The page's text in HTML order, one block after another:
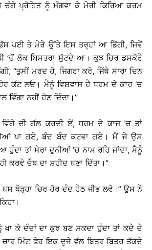
ਚੰਗੇ ਪ੍ਰੋਹਿਤ ਨੂੰ ਮੰਗਵਾ ਕੇ ਮੇਰੀ ਕਿਰਿਆ ਕਰਮ
ਪਈ ਤੇ ਮੇਰੇ ਉੱਤੇ ਇਸ ਤਰ੍ਹਾਂ ਆ ਡਿੱਗੀ, ਜਿਵੇਂ
’ਚੋਂ ਲੋਕ ਬਿਸਤਰਾ ਸੁੱਟਦੇ ਆ। ਕੁਝ ਚਿਰ ਡਸਕੋਰੇ
‘‘ਤੁਸੀਂ ਮਰਦ ਹੋ, ਜਿਗਰਾ ਕਰੋ, ਜਿੱਥੇ ਸਾਰਾ ਦਿਨ
ਕੱਟ ਲਓ। ਮੈਨੂੰ ਵਿਸ਼ਵਾਸ ਹੈ ਧਰਮ ਦੇ ਕਾਰ ’ਚ
ਵਿੰਗਾ ਨਹੀਂ ਹੋਣ ਦਿੰਦਾ।’’
ਵਿੰਗੇ ਦੀ ਗੱਲ ਕਰਦੀ ਏਂ, ਧਰਮ ਦੇ ਕਾਜ ’ਚ ਤਾਂ
ਪਾ ਗਏ, ਬੰਦ ਬੰਦ ਕਟਵਾ ਗਏ। ਮੈਂ ਜੇ ਉਸ
ਹੁੰਦਾ ਤਾਂ ਮੇਰਾ ਦੁਨੀਆਂ ’ਚ ਨਾਮ ਰਹਿ ਜਾਂਦਾ, ਮੈਨੂੰ
ਕਰਵੇ ਚੌਥ ਦਾ ਸ਼ਹੀਦ ਬਣਾ ਦਿੱਤਾ।’’
ਬਸ ਥੋੜ੍ਹਾ ਚਿਰ ਹੋਰ ਦੰਦ ਹੇਠ ਜੀਭ ਲਵੋ।’’ ਉਸ ਨੇ
ਨੂੰ ਖਾ ਕੇ ਦੰਦਾਂ ਦਾ ਕੁਝ ਬਣ ਸਕਦਾ ਹੁੰਦਾ ਤਾਂ ਕਦੇ ਦੇ
ਚਾਰ ਮਿੰਟ ਫੇਰ ਇਕ ਦੂਜੇ ਵੱਲ ਬਿਤਰ ਬਿਤਰ ਤੱਕਦੇ